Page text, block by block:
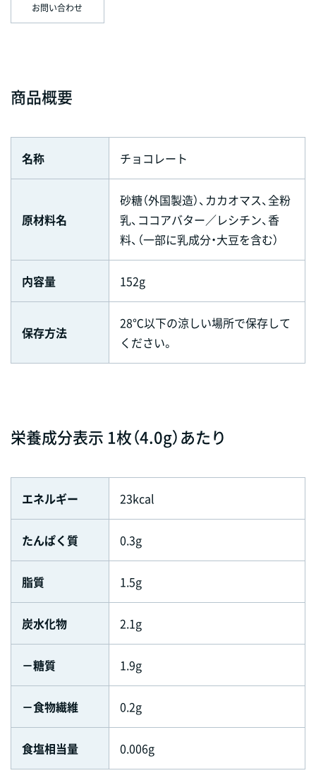
お問い合わせ
商品概要
名称 チョコレート
原材料名
砂糖（外国製造）、カカオマス、全粉
乳、ココアバター／レシチン、香
料、（一部に乳成分・大豆を含む）
内容量 152g
保存方法
28℃以下の涼しい場所で保存して
ください。
栄養成分表示 1枚（4.0g）あたり
エネルギー 23kcal
たんぱく質 0.3g
脂質 1.5g
炭水化物 2.1g
－糖質 1.9g
－食物繊維 0.2g
食塩相当量
0.006g